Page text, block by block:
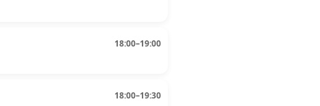
18:00–19:00
18:00–19:30